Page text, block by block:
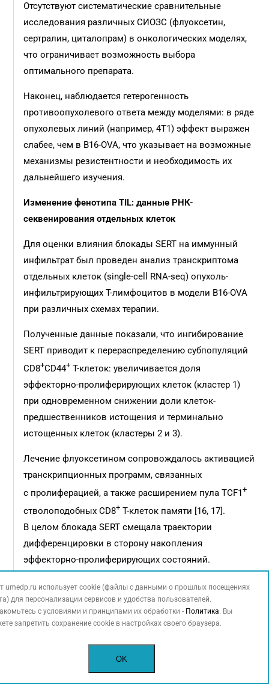
Отсутствуют систематические сравнительные
исследования различных СИОЗС (флуоксетин,
сертралин, циталопрам) в онкологических моделях,
что ограничивает возможность выбора
оптимального препарата.
Наконец, наблюдается гетерогенность
противоопухолевого ответа между моделями: в ряде
опухолевых линий (например, 4T1) эффект выражен
слабее, чем в B16-OVA, что указывает на возможные
механизмы резистентности и необходимость их
дальнейшего изучения.
Изменение фенотипа TIL: данные РНК-
секвенирования отдельных клеток
Для оценки влияния блокады SERT на иммунный
инфильтрат был проведен анализ транскриптома
отдельных клеток (single-cell RNA-seq) опухоль-
инфильтрирующих Т-лимфоцитов в модели B16-OVA
при различных схемах терапии.
Полученные данные показали, что ингибирование
SERT приводит к перераспределению субпопуляций
CD8+CD44+ Т-клеток: увеличивается доля
эффекторно-пролиферирующих клеток (кластер 1)
при одновременном снижении доли клеток-
предшественников истощения и терминально
истощенных клеток (кластеры 2 и 3).
Лечение флуоксетином сопровождалось активацией
транскрипционных программ, связанных
с пролиферацией, а также расширением пула TCF1+
стволоподобных CD8+ Т-клеток памяти [16, 17].
В целом блокада SERT смещала траектории
дифференцировки в сторону накопления
эффекторно-пролиферирующих состояний.
В отличие от этого терапия анти-PD-1
преимущественно снижала долю клеток-
предшественников истощения. При этом перекрытие
umedp.ru использует cookie (файлы с данными о прошлых посещениях
для персонализации сервисов и удобства пользователей.
с условиями и принципами их обработки - Политика. Вы
запретить сохранение cookie в настройках своего браузера.
OK